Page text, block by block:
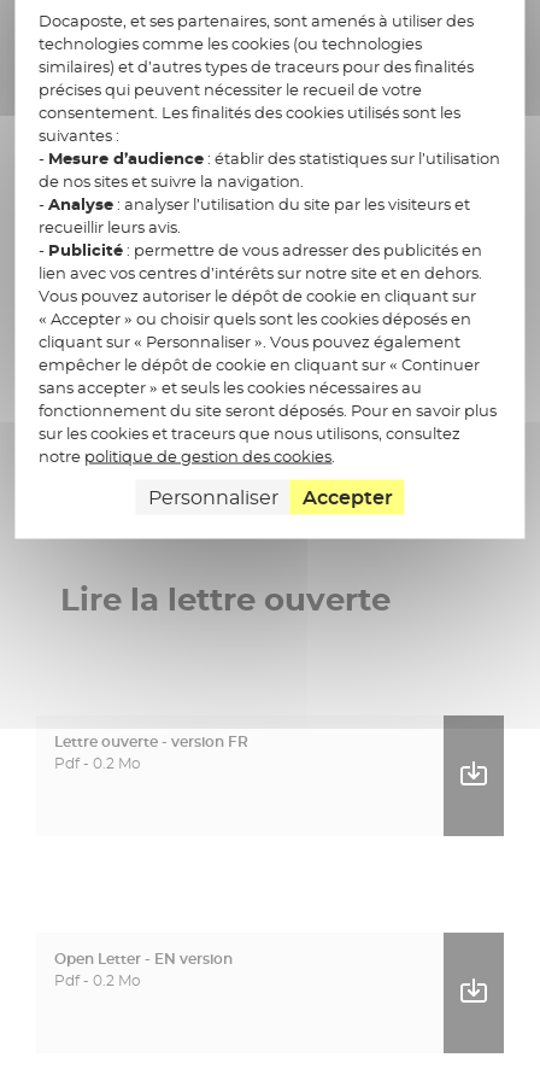
d’assurance, le plus élevé́ comprenant des
critères garantissant l’immunité́ contre les lois
extraterritoriales.
Dans une lettre ouverte publiée il y a quelques
jours, une trentaine de dirigeants
d’entreprises françaises de logiciels et de
services numériques, dont Olivier Vallet, PDG
de Docaposte, demandent à l’ENISA et à la
Commission européenne de soutenir le niveau
le plus élevé garantissant l'immunité contre
les lois extraterritoriales(notamment le Privacy
Shield) et donc d’assurer la protection des
données sensibles des organisations et des
citoyens européens.
Lire la lettre ouverte
Lettre ouverte - version FR
Pdf - 0.2 Mo
Open Letter - EN version
Pdf - 0.2 Mo
Docaposte, et ses partenaires, sont amenés à utiliser des
technologies comme les cookies (ou technologies
similaires) et d’autres types de traceurs pour des finalités
précises qui peuvent nécessiter le recueil de votre
consentement. Les finalités des cookies utilisés sont les
suivantes :
- Mesure d’audience: établir des statistiques sur l’utilisation
de nos sites et suivre la navigation.
-Analyse: analyser l’utilisation du site par les visiteurs et
recueillir leurs avis.
- Publicité: permettre de vous adresser des publicités en
lien avec vos centres d’intérêts sur notre site et en dehors.
Vous pouvez autoriser le dépôt de cookie en cliquant sur
« Accepter » ou choisir quels sont les cookies déposés en
cliquant sur « Personnaliser ». Vous pouvez également
empêcher le dépôt de cookie en cliquant sur « Continuer
sans accepter » et seuls les cookies nécessaires au
fonctionnement du site seront déposés. Pour en savoir plus
sur les cookies et traceurs que nous utilisons, consultez
notre politique de gestion des cookies
Personnaliser Accepter